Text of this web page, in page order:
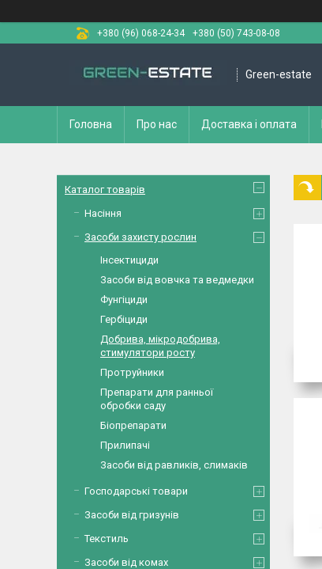
+380 (96) 068-24-34
+380 (50) 743-08-08
Green-estate
Головна Про нас Доставка і оплата
Каталог товарів
Насіння
Засоби захисту рослин
Інсектициди
Засоби від вовчка та ведмедки
Фунгіциди
Гербіциди
Добрива, мікродобрива,
стимулятори росту
Протруйники
Препарати для ранньої
обробки саду
Біопрепарати
Прилипачі
Засоби від равликів, слимаків
Господарські товари
Засоби від гризунів
Текстиль
Засоби від комах